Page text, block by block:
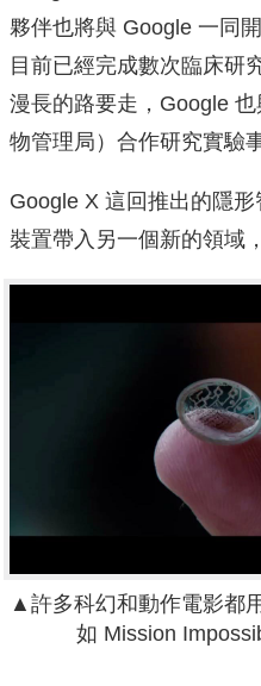
夥伴也將與 Google 一同
目前已經完成數次臨床研
漫長的路要走，Google
物管理局） 合作研究實驗
Google X 這回推出的隱
裝置帶入另一個新的領域
▲ 許多科幻和動作電影都
如 Mission